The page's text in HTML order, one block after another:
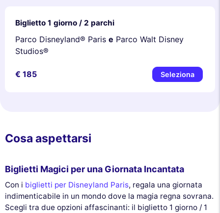
Biglietto 1 giorno / 2 parchi
Parco Disneyland® Paris e Parco Walt Disney
Studios®
€ 185 Seleziona
Cosa aspettarsi
Biglietti Magici per una Giornata Incantata
Con i biglietti per Disneyland Paris, regala una giornata
indimenticabile in un mondo dove la magia regna sovrana.
Scegli tra due opzioni affascinanti: il biglietto 1 giorno / 1